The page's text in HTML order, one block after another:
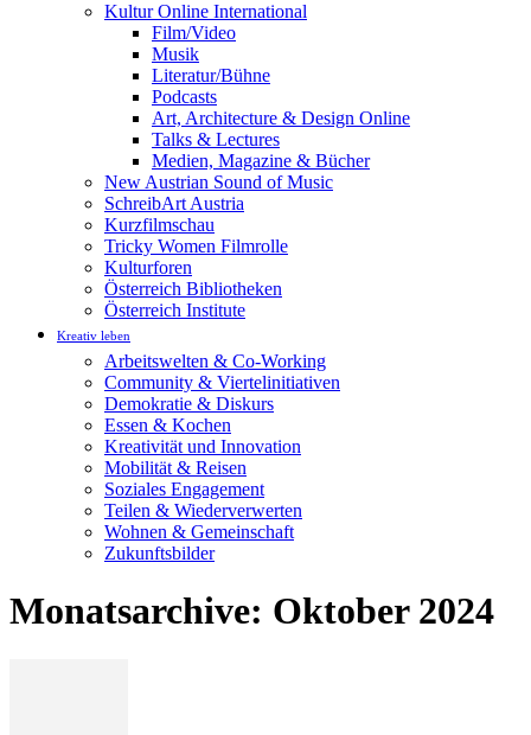
Kultur Online International
Film/Video
Musik
Literatur/Bühne
Podcasts
Art, Architecture & Design Online
Talks & Lectures
Medien, Magazine & Bücher
New Austrian Sound of Music
SchreibArt Austria
Kurzfilmschau
Tricky Women Filmrolle
Kulturforen
Österreich Bibliotheken
Österreich Institute
Kreativ leben
Arbeitswelten & Co-Working
Community & Viertelinitiativen
Demokratie & Diskurs
Essen & Kochen
Kreativität und Innovation
Mobilität & Reisen
Soziales Engagement
Teilen & Wiederverwerten
Wohnen & Gemeinschaft
Zukunftsbilder
Monatsarchive: Oktober 2024